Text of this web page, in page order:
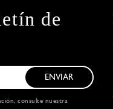
de
ENVIAR
consulte nuestra